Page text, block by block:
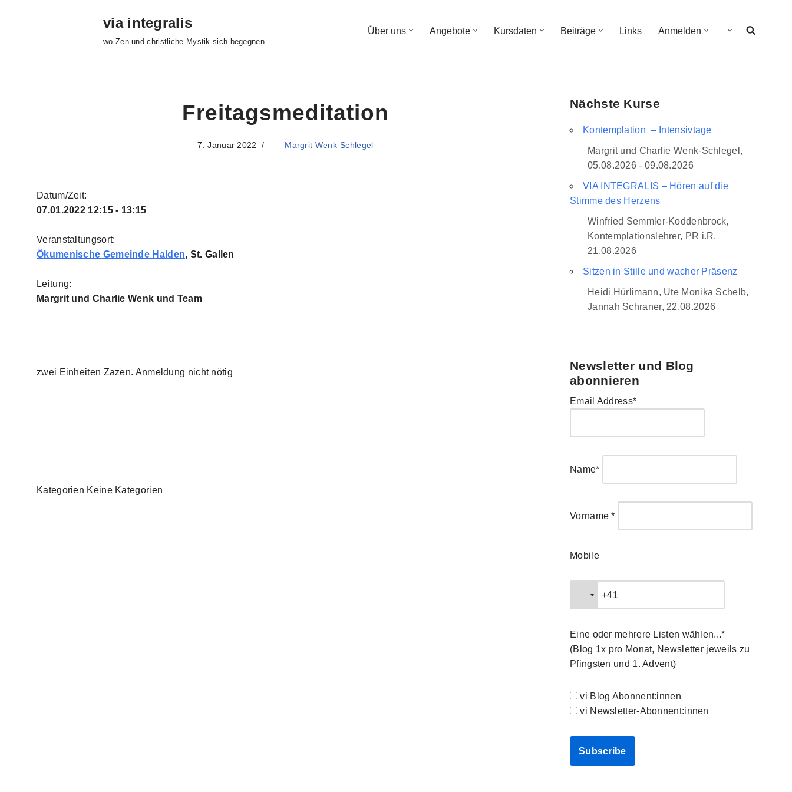
via integralis
wo Zen und christliche Mystik sich begegnen
Über uns Angebote Kursdaten Beiträge Links Anmelden
Freitagsmeditation
7. Januar 2022 Margrit Wenk-Schlegel
Datum/Zeit:
07.01.2022 12:15 - 13:15
Veranstaltungsort:
Ökumenische Gemeinde Halden, St. Gallen
Leitung:
Margrit und Charlie Wenk und Team
zwei Einheiten Zazen. Anmeldung nicht nötig
Kategorien Keine Kategorien
Nächste Kurse
Kontemplation – Intensivtage
Margrit und Charlie Wenk-Schlegel,
05.08.2026 - 09.08.2026
VIA INTEGRALIS – Hören auf die
Stimme des Herzens
Winfried Semmler-Koddenbrock,
Kontemplationslehrer, PR i.R,
21.08.2026
Sitzen in Stille und wacher Präsenz
Heidi Hürlimann, Ute Monika Schelb,
Jannah Schraner, 22.08.2026
Newsletter und Blog
abonnieren
Email Address*
Name*
Vorname *
Mobile
Eine oder mehrere Listen wählen...*
(Blog 1x pro Monat, Newsletter jeweils zu
Pfingsten und 1. Advent)
vi Blog Abonnent:innen
vi Newsletter-Abonnent:innen